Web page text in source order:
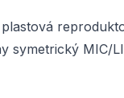
symetrický MIC/